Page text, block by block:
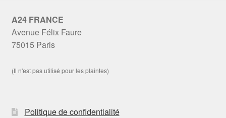
A24 FRANCE
Avenue Félix Faure
75015 Paris
(Il n'est pas utilisé pour les plaintes)
Politique de confidentialité